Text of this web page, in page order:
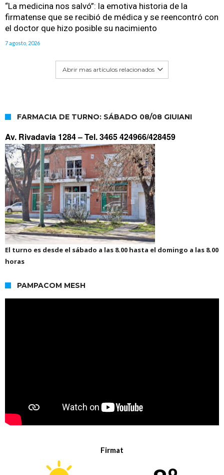
“La medicina nos salvó”: la emotiva historia de la
firmatense que se recibió de médica y se reencontró con
el doctor que hizo posible su nacimiento
7 agosto, 2026
Abrir mas artículos relacionados
FARMACIA DE TURNO: SÁBADO 08/08 GIUIANI
Av. Rivadavia 1284 –Tel. 3465 424966/428459
El turno es desde el sábado a las 8.00 hasta el domingo a las 8.00
horas
PAMPACOM MESH
Firmat